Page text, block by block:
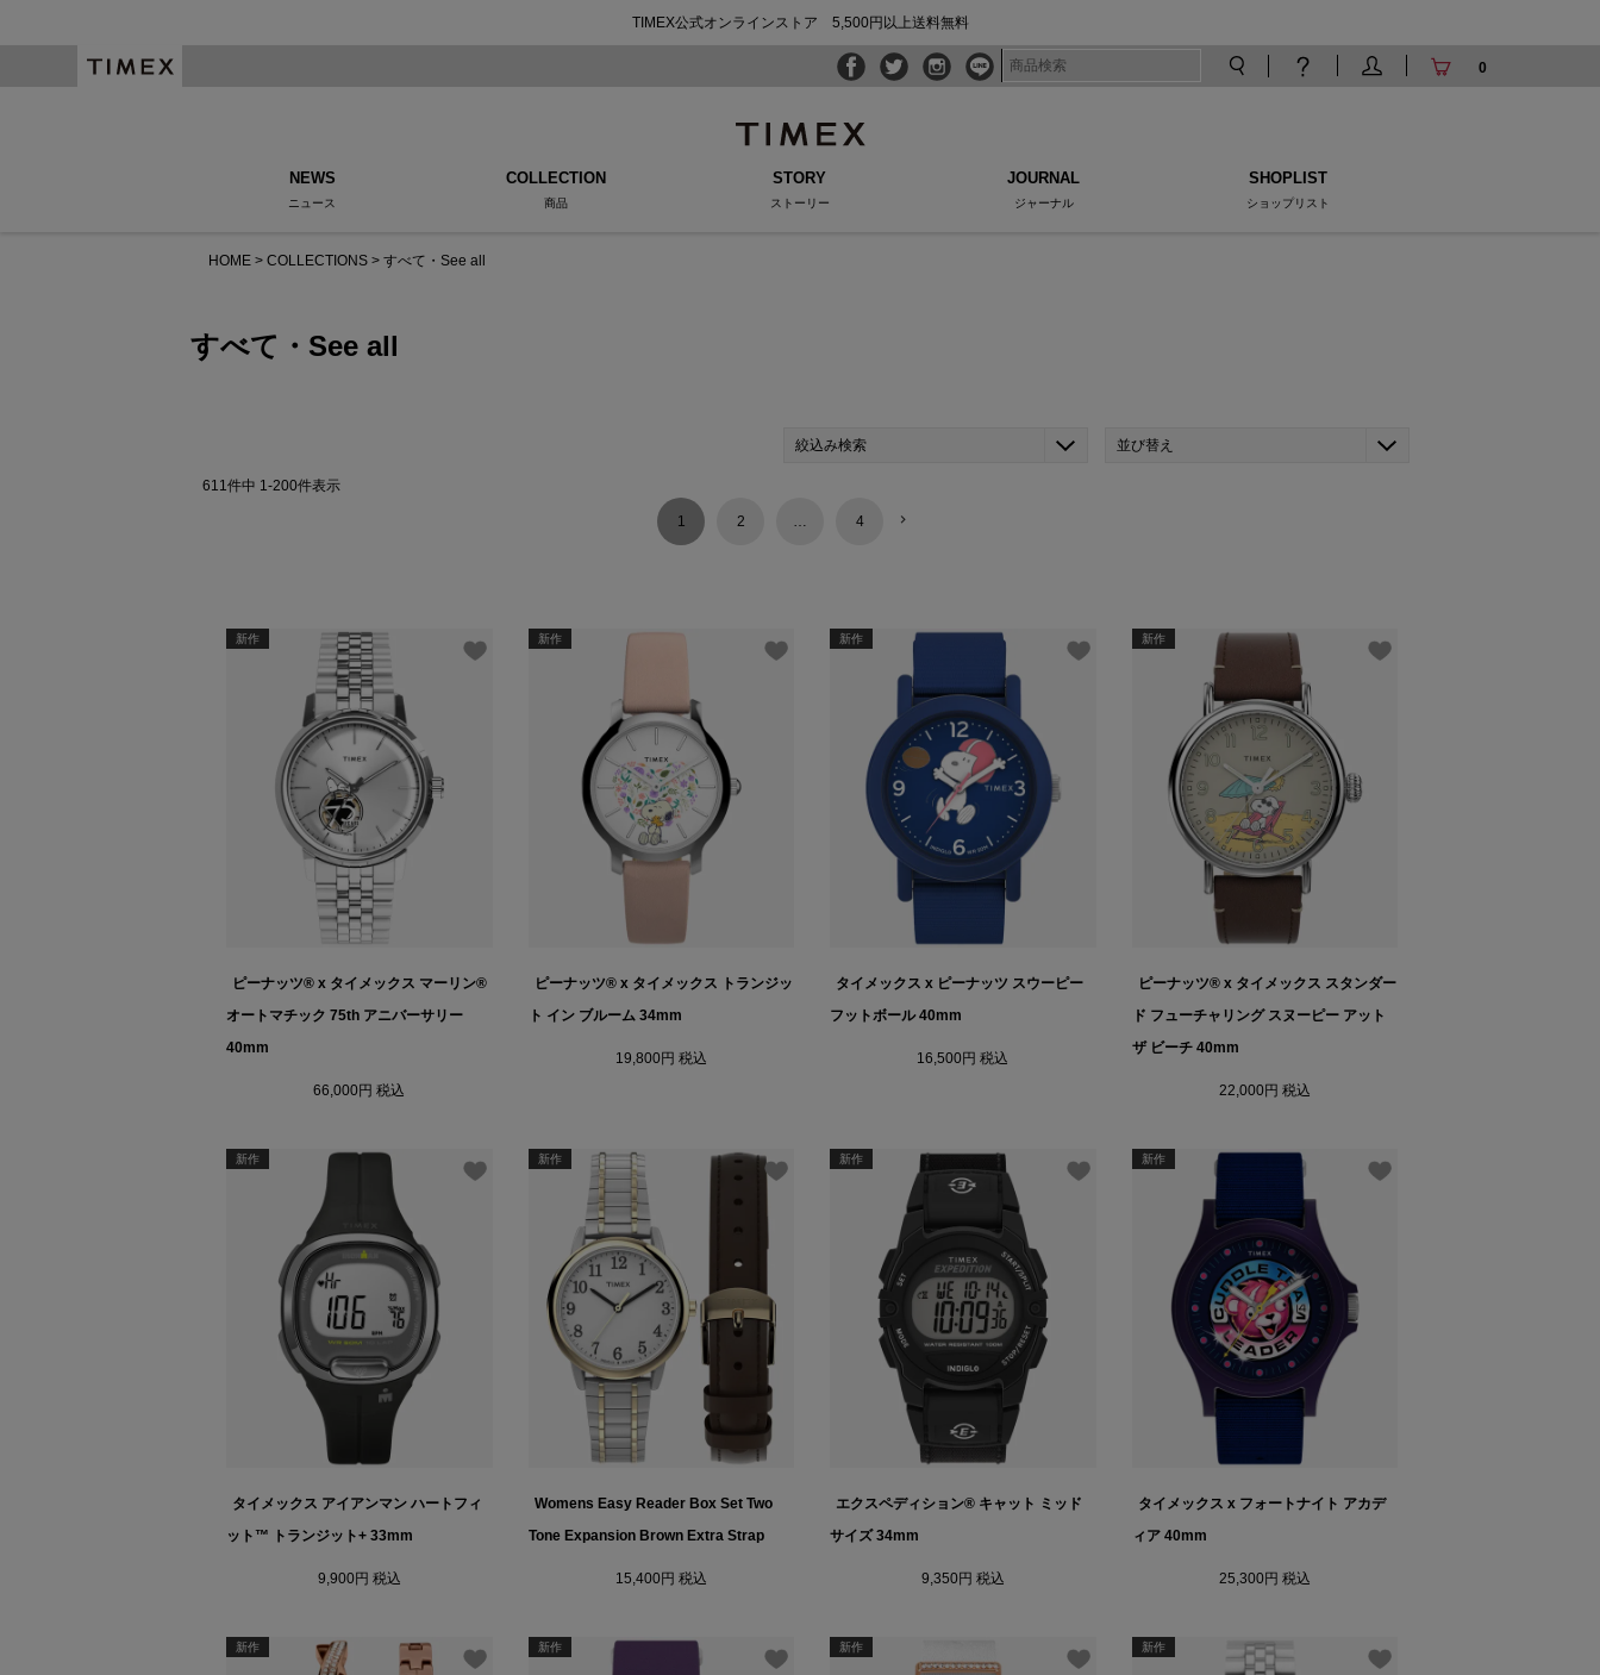
TIMEX公式オンラインストア 5,500円以上送料無料
0
NEWS
ニュース
COLLECTION
商品
STORY
ストーリー
JOURNAL
ジャーナル
SHOPLIST
ショップリスト
HOME COLLECTIONS すべて・See all
すべて・See all
絞込み検索 並び替え
611件中 1-200件表示
1 2 … 4
新作
ピーナッツ® x タイメックス マーリン®
オートマチック 75th アニバーサリー
40mm
66,000 税込
新作
ピーナッツ® x タイメックス トランジッ
ト イン ブルーム 34mm
19,800 税込
新作
タイメックス x ピーナッツ スウーピー
フットボール 40mm
16,500 税込
新作
ピーナッツ® x タイメックス スタンダー
ド フューチャリング スヌーピー アット
ザ ビーチ 40mm
22,000 税込
新作
タイメックス アイアンマン ハートフィ
ット™ トランジット+ 33mm
9,900 税込
新作
Womens Easy Reader Box Set Two
Tone Expansion Brown Extra Strap
15,400 税込
新作
エクスペディション® キャット ミッド
サイズ 34mm
9,350 税込
新作
タイメックス x フォートナイト アカデ
ィア 40mm
25,300 税込
新作 新作 新作 新作